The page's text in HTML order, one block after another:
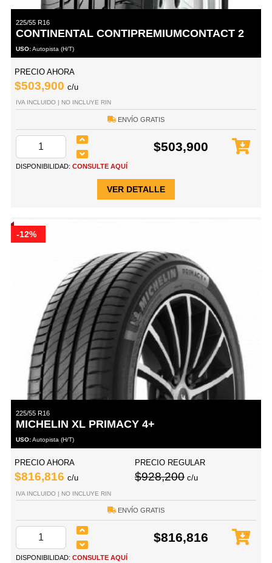
225/55 R16
CONTINENTAL CONTIPREMIUMCONTACT 2
USO:Autopista (H/T)
PRECIO AHORA
$503,900 c/u
IVA INCLUIDO | NO INCLUYE RIN
ENVÍO GRATIS
$503,900
DISPONIBILIDAD: CONSULTE AQUÍ
VER DETALLE
-12%
225/55 R16
MICHELIN XL PRIMACY 4+
USO:Autopista (H/T)
PRECIO AHORA
$816,816 c/u
PRECIO REGULAR
$928,200 c/u
IVA INCLUIDO | NO INCLUYE RIN
ENVÍO GRATIS
$816,816
DISPONIBILIDAD: CONSULTE AQUÍ